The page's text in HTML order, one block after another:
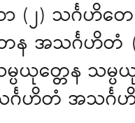
(၂) သင်္ဂဟိ
သင်္ဂဟိတံ (၆)
ပယုတ္တေန သမ္
သင်္ဂဟိတံ အသင်္